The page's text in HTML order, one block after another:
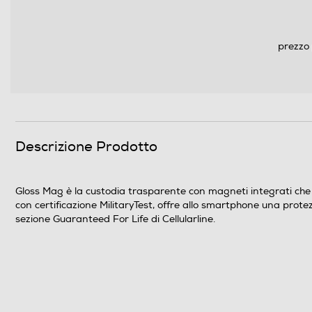
Descrizione Prodotto
Gloss Mag è la custodia trasparente con magneti integrati
con certificazione MilitaryTest, offre allo smartphone una
sezione Guaranteed For Life di Cellularline.